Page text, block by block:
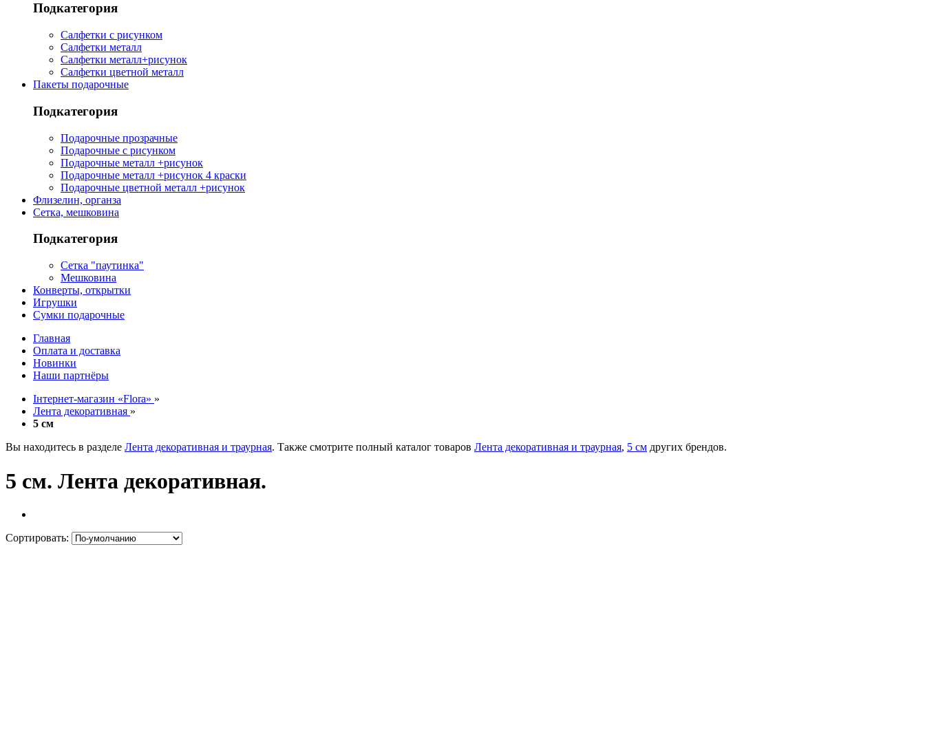
Подкатегория
Салфетки с рисунком
Салфетки металл
Салфетки металл+рисунок
Салфетки цветной металл
Пакеты подарочные
Подкатегория
Подарочные прозрачные
Подарочные с рисунком
Подарочные металл +рисунок
Подарочные металл +рисунок 4 краски
Подарочные цветной металл +рисунок
Флизелин, органза
Сетка, мешковина
Подкатегория
Сетка "паутинка"
Мешковина
Конверты, открытки
Игрушки
Сумки подарочные
Главная
Оплата и доставка
Новинки
Наши партнёры
Інтернет-магазин «Flora» »
Лента декоративная »
5 см
Вы находитесь в разделе Лента декоративная и траурная. Также смотрите полный каталог товаров Лента декоративная и траурная, 5 см других брендов.
5 см. Лента декоративная.
Сортировать: